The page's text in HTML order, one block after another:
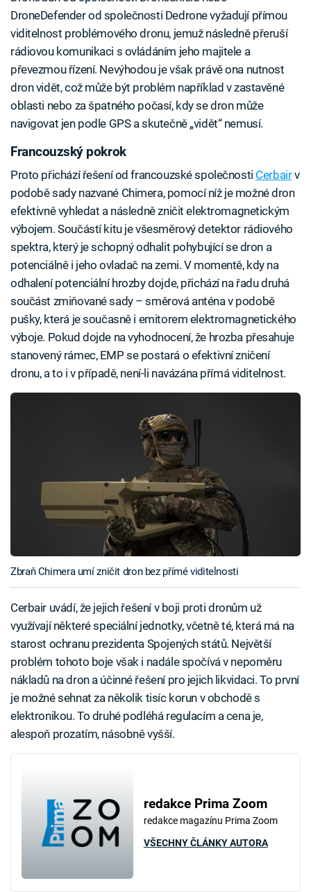
DroneDefender od společnosti Dedrone vyžadují přímou
viditelnost problémového dronu, jemuž následně přeruší
rádiovou komunikaci s ovládáním jeho majitele a
převezmou řízení. Nevýhodou je však právě ona nutnost
dron vidět, což může být problém například v zastavěné
oblasti nebo za špatného počasí, kdy se dron může
navigovat jen podle GPS a skutečně „vidět“ nemusí.
Francouzský pokrok
Proto přichází řešení od francouzské společnosti Cerbairv
podobě sady nazvané Chimera, pomocí níž je možné dron
efektivně vyhledat a následně zničit elektromagnetickým
výbojem. Součástí kitu je všesměrový detektor rádiového
spektra, který je schopný odhalit pohybující se dron a
potenciálně i jeho ovladač na zemi. V momentě, kdy na
odhalení potenciální hrozby dojde, přichází na řadu druhá
součást zmiňované sady – směrová anténa v podobě
pušky, která je současně i emitorem elektromagnetického
výboje. Pokud dojde na vyhodnocení, že hrozba přesahuje
stanovený rámec, EMP se postará o efektivní zničení
dronu, a to i v případě, není-li navázána přímá viditelnost.
Zbraň Chimera umí zničit dron bez přímé viditelnosti
Cerbair uvádí, že jejich řešení v boji proti dronům už
využívají některé speciální jednotky, včetně té, která má na
starost ochranu prezidenta Spojených států. Největší
problém tohoto boje však i nadále spočívá v nepoměru
nákladů na dron a účinné řešení pro jejich likvidaci. To první
je možné sehnat za několik tisíc korun v obchodě s
elektronikou. To druhé podléhá regulacím a cena je,
alespoň prozatím, násobně vyšší.
redakce Prima Zoom
redakce magazínu Prima Zoom
VŠECHNY ČLÁNKY AUTORA